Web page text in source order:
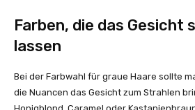
Farben, die das Gesicht
lassen
Bei der Farbwahl für graue Haare sollte
die Nuancen das Gesicht zum Strahlen
Honigblond, Caramel oder